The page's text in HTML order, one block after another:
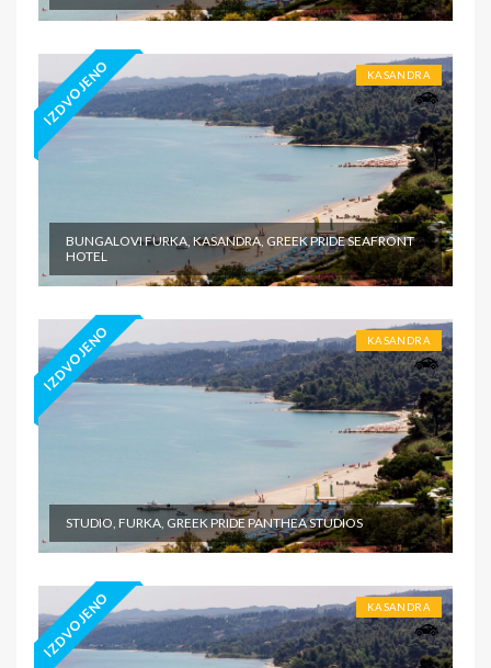
IZDVOJENO KASANDRA
BUNGALOVI FURKA, KASANDRA, GREEK PRIDE SEAFRONT
HOTEL
IZDVOJENO KASANDRA
STUDIO, FURKA, GREEK PRIDE PANTHEA STUDIOS
IZDVOJENO KASANDRA